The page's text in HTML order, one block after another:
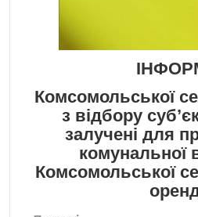
Комсомольської
з відбору
залучені для
комунальної
Комсомольської